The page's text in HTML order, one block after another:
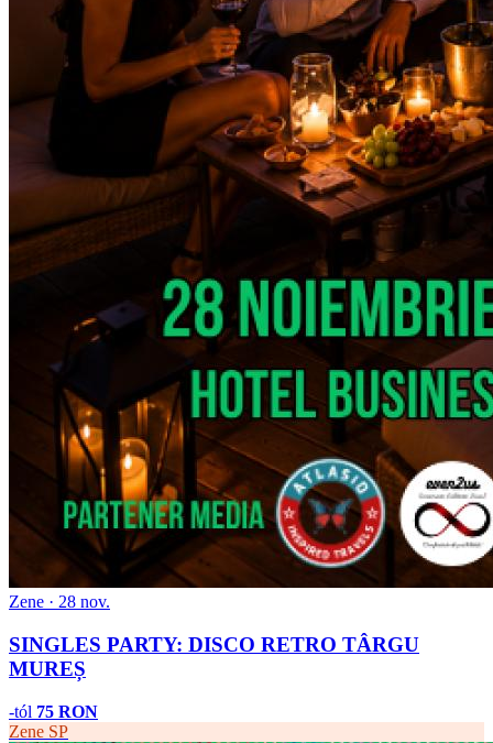
Zene · 28 nov.
SINGLES PARTY: DISCO RETRO TÂRGU
MUREȘ
-tól 75 RON
Zene SP